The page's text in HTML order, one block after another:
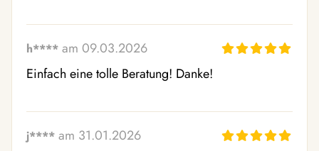
h**** am 09.03.2026
Einfach eine tolle Beratung! Danke!
j**** am 31.01.2026